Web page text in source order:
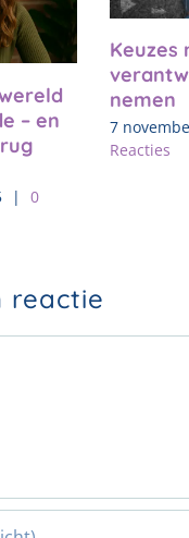
– en
|
0
Keuzes
nemen
7
Reacties
reactie